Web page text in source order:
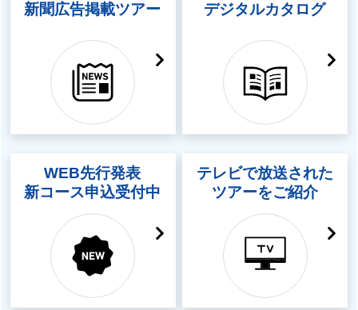
新聞広告掲載ツアー デジタルカタログ
WEB先行発表
新コース申込受付中
テレビで放送された
ツアーをご紹介